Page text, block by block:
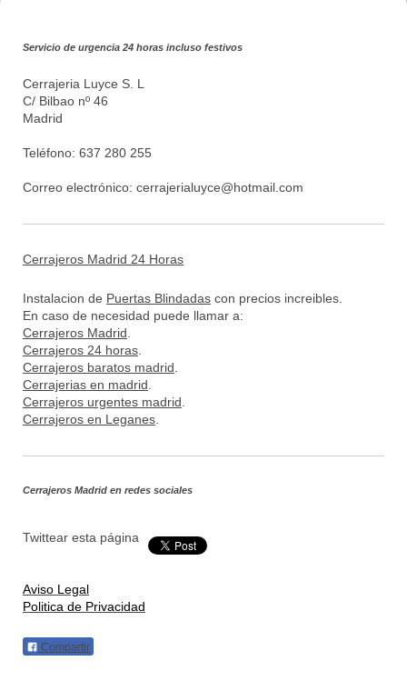
Servicio de urgencia 24 horas incluso festivos
Cerrajeria Luyce S. L
C/ Bilbao nº 46
Madrid
Teléfono: 637 280 255
Correo electrónico: cerrajerialuyce@hotmail.com
Cerrajeros Madrid 24 Horas
Instalacion de Puertas Blindadas con precios increibles.
En caso de necesidad puede llamar a:
Cerrajeros Madrid
Cerrajeros 24 horas
Cerrajeros baratos madrid
Cerrajerias en madrid
Cerrajeros urgentes madrid
Cerrajeros en Leganes
Cerrajeros Madrid en redes sociales
Twittear esta página
Aviso Legal
Politica de Privacidad
Compartir